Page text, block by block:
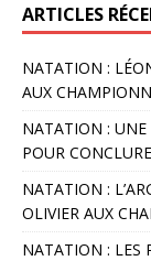
ARTICLES
NATATION :
AUX
NATATION : UNE
POUR
NATATION :
OLIVIER AUX
NATATION : LES